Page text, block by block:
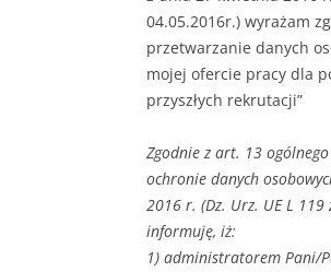
04.05.2016r.) wyrażam
przetwarzanie danych
mojej ofercie pracy dla
przyszłych rekrutacji”
Zgodnie z art. 13
ochronie danych
2016 r. (Dz. Urz. UE L 119
informuję, iż:
1) administratorem Pani/